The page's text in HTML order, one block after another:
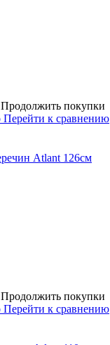
Продолжить покупки
Перейти к сравнению
Atlant 126см
Продолжить покупки
Перейти к сравнению